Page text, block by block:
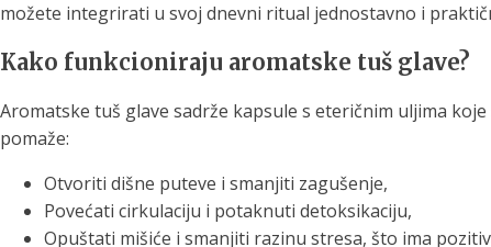
možete integrirati u svoj dnevni ritual jednostavno i
Kako funkcioniraju aromatske tuš glave?
Aromatske tuš glave sadrže kapsule s eteričnim uljima
pomaže:
Otvoriti dišne puteve i smanjiti zagušenje,
Povećati cirkulaciju i potaknuti detoksikaciju,
Opuštati mišiće i smanjiti razinu stresa, što ima